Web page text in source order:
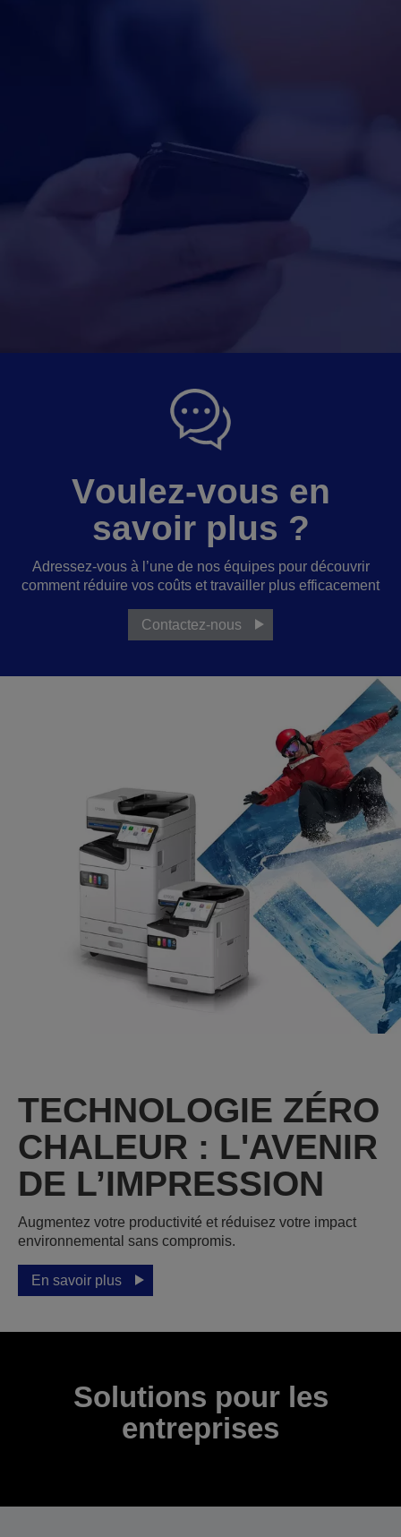
Voulez-vous en
savoir plus ?
Adressez-vous à l’une de nos équipes pour découvrir
comment réduire vos coûts et travailler plus efficacement
Contactez-nous
TECHNOLOGIE ZÉRO
CHALEUR : L'AVENIR
DE L’IMPRESSION
Augmentez votre productivité et réduisez votre impact
environnemental sans compromis.
En savoir plus
Solutions pour les
entreprises